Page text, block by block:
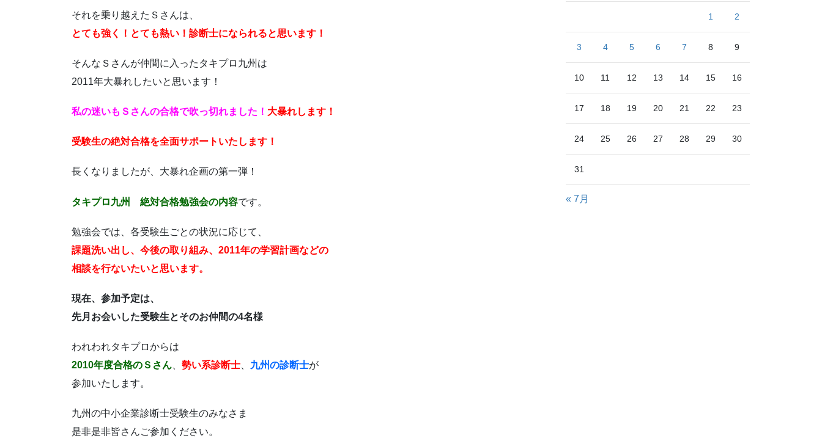
それを乗り越えたＳさんは、
とても強く！とても熱い！診断士になられると思います！
そんなＳさんが仲間に入ったタキプロ九州は
2011年大暴れしたいと思います！
私の迷いもＳさんの合格で吹っ切れました！ 大暴れします！
受験生の絶対合格を全面サポートいたします！
長くなりましたが、大暴れ企画の第一弾！
タキプロ九州 絶対合格勉強会の内容です。
勉強会では、各受験生ごとの状況に応じて、
課題洗い出し、今後の取り組み、2011年の学習計画などの
相談を行ないたいと思います。
現在、参加予定は、
先月お会いした受験生とそのお仲間の4名様
われわれタキプロからは
2010年度合格のＳさん
勢い系診断士 九州の診断士が
参加いたします。
九州の中小企業診断士受験生のみなさま
是非是非皆さんご参加ください。
1 2
3 4 5 6 7 8 9
10 11 12 13 14 15 16
17 18 19 20 21 22 23
24 25 26 27 28 29 30
31
« 7月